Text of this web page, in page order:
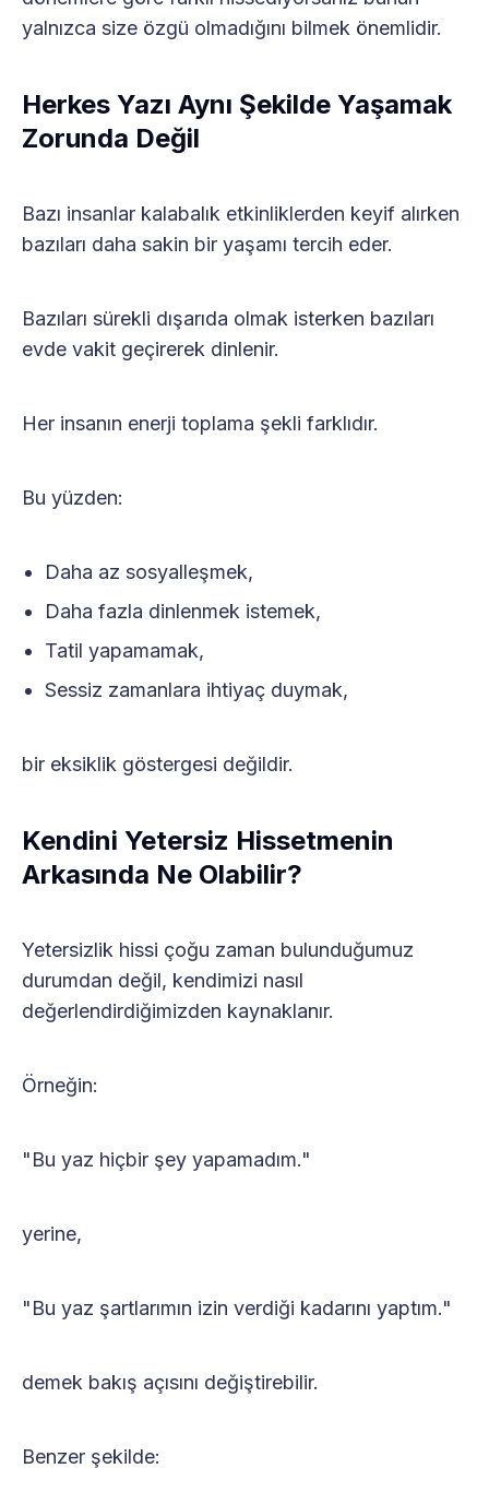
yalnızca size özgü olmadığını bilmek önemlidir.
Herkes Yazı Aynı Şekilde Yaşamak
Zorunda Değil
Bazı insanlar kalabalık etkinliklerden keyif alırken
bazıları daha sakin bir yaşamı tercih eder.
Bazıları sürekli dışarıda olmak isterken bazıları
evde vakit geçirerek dinlenir.
Her insanın enerji toplama şekli farklıdır.
Bu yüzden:
Daha az sosyalleşmek,
Daha fazla dinlenmek istemek,
Tatil yapamamak,
Sessiz zamanlara ihtiyaç duymak,
bir eksiklik göstergesi değildir.
Kendini Yetersiz Hissetmenin
Arkasında Ne Olabilir?
Yetersizlik hissi çoğu zaman bulunduğumuz
durumdan değil, kendimizi nasıl
değerlendirdiğimizden kaynaklanır.
Örneğin:
"Bu yaz hiçbir şey yapamadım."
yerine,
"Bu yaz şartlarımın izin verdiği kadarını yaptım."
demek bakış açısını değiştirebilir.
Benzer şekilde: